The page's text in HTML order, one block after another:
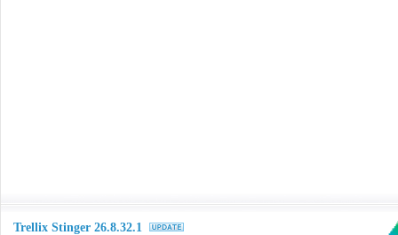
Trellix Stinger 26.8.32.1